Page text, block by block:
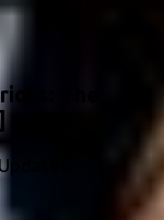
The
ПК